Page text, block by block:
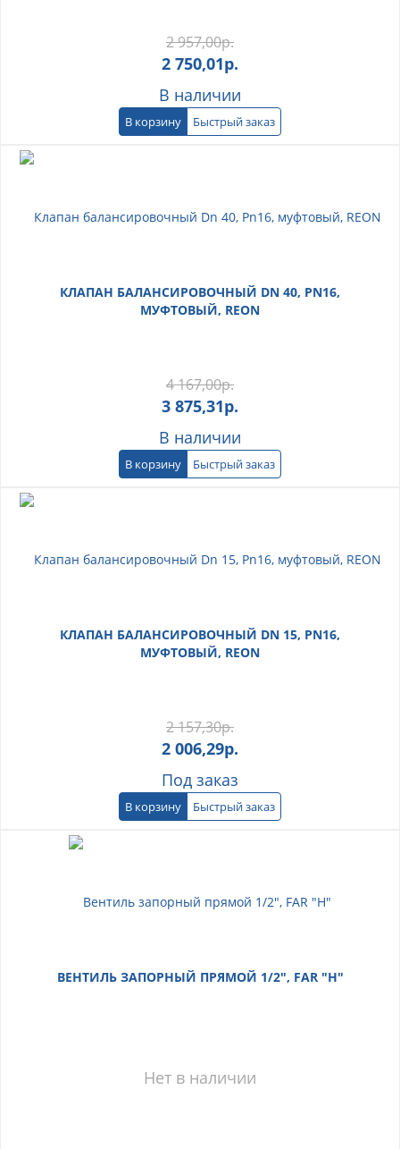
2 957,00р.
2 750,01р.
В наличии
В корзину Быстрый заказ
КЛАПАН БАЛАНСИРОВОЧНЫЙ DN 40, PN16,
МУФТОВЫЙ, REON
4 167,00р.
3 875,31р.
В наличии
В корзину Быстрый заказ
КЛАПАН БАЛАНСИРОВОЧНЫЙ DN 15, PN16,
МУФТОВЫЙ, REON
2 157,30р.
2 006,29р.
Под заказ
В корзину Быстрый заказ
ВЕНТИЛЬ ЗАПОРНЫЙ ПРЯМОЙ 1/2", FAR "Н"
Нет в наличии